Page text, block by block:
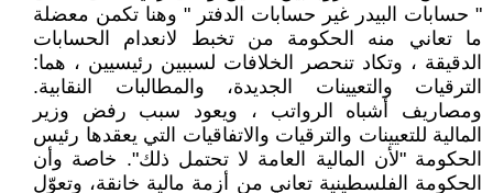
" حسابات البيدر غير حسابات الدفتر " وهنا تكمن معضلة
ما تعاني منه الحكومة من تخبط لانعدام الحسابات
الدقيقة ، وتكاد تنحصر الخلافات لسببين رئيسيين ، هما:
الترقيات والتعيينات الجديدة، والمطالبات النقابية.
ومصاريف أشباه الرواتب ، ويعود سبب رفض وزير
المالية للتعيينات والترقيات والاتفاقيات التي يعقدها رئيس
الحكومة "لأن المالية العامة لا تحتمل ذلك". خاصة وأن
الحكومة الفلسطينية تعاني من أزمة مالية خانقة، وتعوّل